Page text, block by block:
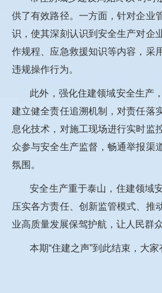
供了有效路径。一方面，针对企业
识，使其深刻认识到安全生产对企
作规程、应急救援知识等内容，采
违规操作行为。
此外，强化住建领域安全生产
建立健全责任追溯机制，对责任落
息化技术，对施工现场进行实时监
众参与安全生产监督，畅通举报渠
氛围。
安全生产重于泰山，住建领域
压实各方责任、创新监管模式、推
业高质量发展保驾护航，让人民群
本期“住建之声”到此结束，大